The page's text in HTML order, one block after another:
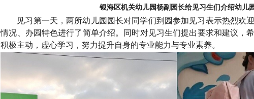
银海区机关幼儿园杨副园长给见习生们介绍幼儿
见习第一天，两所幼儿园园长对同学们到园参加见习表示热烈欢
情况、办园特色进行了简单介绍。同时对见习生们提出要求和建议，
积极主动，虚心学习， 努力提升自身的专业能力与专业素养。